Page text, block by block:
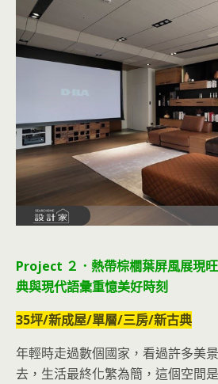
Project ２．熱帶棕櫚葉屏風展現
典與現代語彙重憶美好時刻
35坪/新成屋/單層/三房/新古典
年輕時走過數個國家，看過許多美
去，生活最終化繁為簡，這個空間